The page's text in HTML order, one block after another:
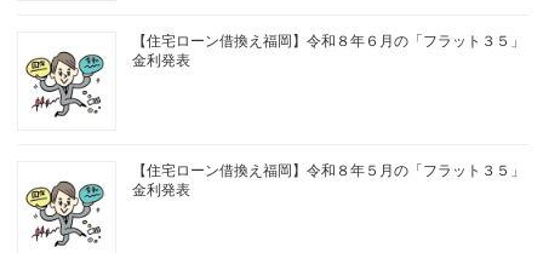
【住宅ローン借換え福岡】令和８年６月の「フラット３５」
金利発表
【住宅ローン借換え福岡】令和８年５月の「フラット３５」
金利発表